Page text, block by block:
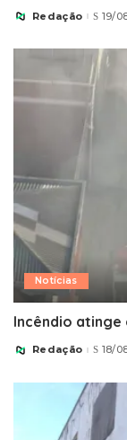
Posted
Redação 19/
Notícias
Incêndio atinge
Posted
Redação 18/